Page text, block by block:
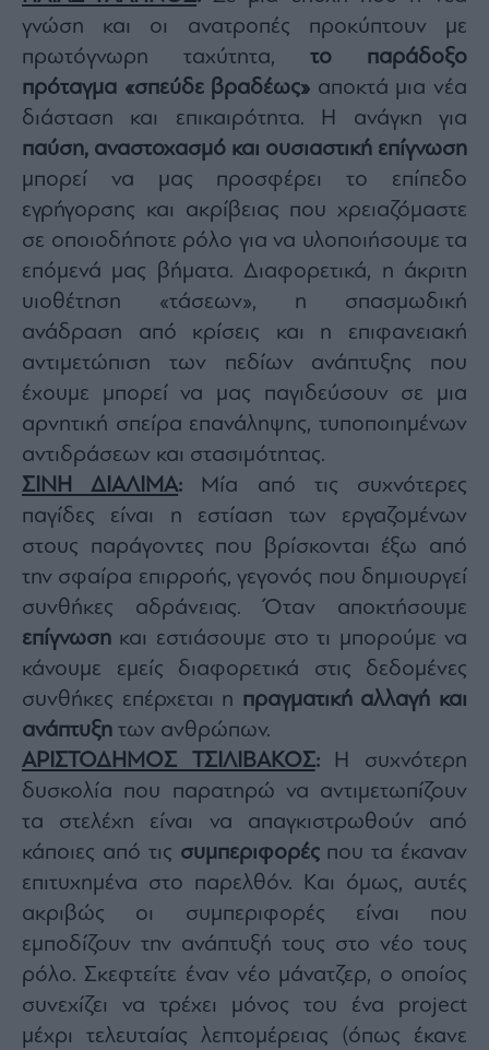
γνώση και οι ανατροπές προκύπτουν με
πρωτόγνωρη ταχύτητα, το παράδοξο
πρόταγμα «σπεύδε βραδέως» αποκτά μια νέα
διάσταση και επικαιρότητα. Η ανάγκη για
παύση, αναστοχασμό και ουσιαστική επίγνωση
μπορεί να μας προσφέρει το επίπεδο
εγρήγορσης και ακρίβειας που χρειαζόμαστε
σε οποιοδήποτε ρόλο για να υλοποιήσουμε τα
επόμενά μας βήματα. Διαφορετικά, η άκριτη
υιοθέτηση «τάσεων», η σπασμωδική
ανάδραση από κρίσεις και η επιφανειακή
αντιμετώπιση των πεδίων ανάπτυξης που
έχουμε μπορεί να μας παγιδεύσουν σε μια
αρνητική σπείρα επανάληψης, τυποποιημένων
αντιδράσεων και στασιμότητας.
ΣΙΝΗ ΔΙΑΛΙΜΑ: Μία από τις συχνότερες
παγίδες είναι η εστίαση των εργαζομένων
στους παράγοντες που βρίσκονται έξω από
την σφαίρα επιρροής, γεγονός που δημιουργεί
συνθήκες αδράνειας. Όταν αποκτήσουμε
επίγνωση και εστιάσουμε στο τι μπορούμε να
κάνουμε εμείς διαφορετικά στις δεδομένες
συνθήκες επέρχεται η πραγματική αλλαγή και
ανάπτυξη των ανθρώπων.
ΑΡΙΣΤΟΔΗΜΟΣ ΤΣΙΛΙΒΑΚΟΣ:Η συχνότερη
δυσκολία που παρατηρώ να αντιμετωπίζουν
τα στελέχη είναι να απαγκιστρωθούν από
κάποιες από τις συμπεριφορέςπου τα έκαναν
επιτυχημένα στο παρελθόν. Και όμως, αυτές
ακριβώς οι συμπεριφορές είναι που
εμποδίζουν την ανάπτυξή τους στο νέο τους
ρόλο. Σκεφτείτε έναν νέο μάνατζερ, ο οποίος
συνεχίζει να τρέχει μόνος του ένα project
μέχρι τελευταίας λεπτομέρειας (όπως έκανε